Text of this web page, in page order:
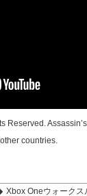
Reserved.
countries.
Xbox Oneウォークス